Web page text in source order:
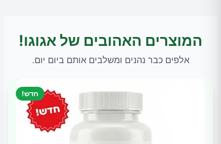
המוצרים האהובים של אגוגו!
אלפים כבר נהנים ומשלבים אותם ביום יום.
חדש!